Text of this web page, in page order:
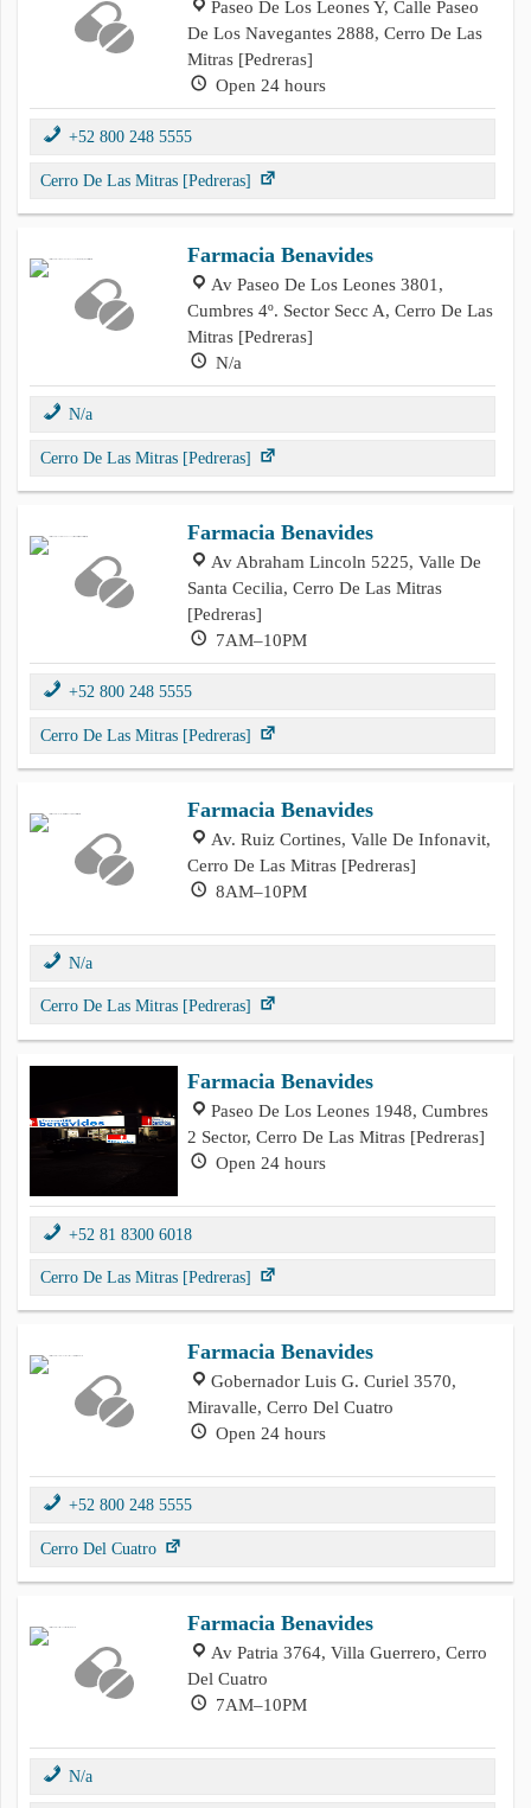
Paseo De Los Leones Y, Calle Paseo
De Los Navegantes 2888, Cerro De Las
Mitras [Pedreras]
Open 24 hours
+52 800 248 5555
Cerro De Las Mitras [Pedreras]
Farmacia Benavides
Av Paseo De Los Leones 3801,
Cumbres 4º. Sector Secc A, Cerro De Las
Mitras [Pedreras]
N/a
N/a
Cerro De Las Mitras [Pedreras]
Farmacia Benavides
Av Abraham Lincoln 5225, Valle De
Santa Cecilia, Cerro De Las Mitras
[Pedreras]
7AM–10PM
+52 800 248 5555
Cerro De Las Mitras [Pedreras]
Farmacia Benavides
Av. Ruiz Cortines, Valle De Infonavit,
Cerro De Las Mitras [Pedreras]
8AM–10PM
N/a
Cerro De Las Mitras [Pedreras]
Farmacia Benavides
Paseo De Los Leones 1948, Cumbres
2 Sector, Cerro De Las Mitras [Pedreras]
Open 24 hours
+52 81 8300 6018
Cerro De Las Mitras [Pedreras]
Farmacia Benavides
Gobernador Luis G. Curiel 3570,
Miravalle, Cerro Del Cuatro
Open 24 hours
+52 800 248 5555
Cerro Del Cuatro
Farmacia Benavides
Av Patria 3764, Villa Guerrero, Cerro
Del Cuatro
7AM–10PM
N/a